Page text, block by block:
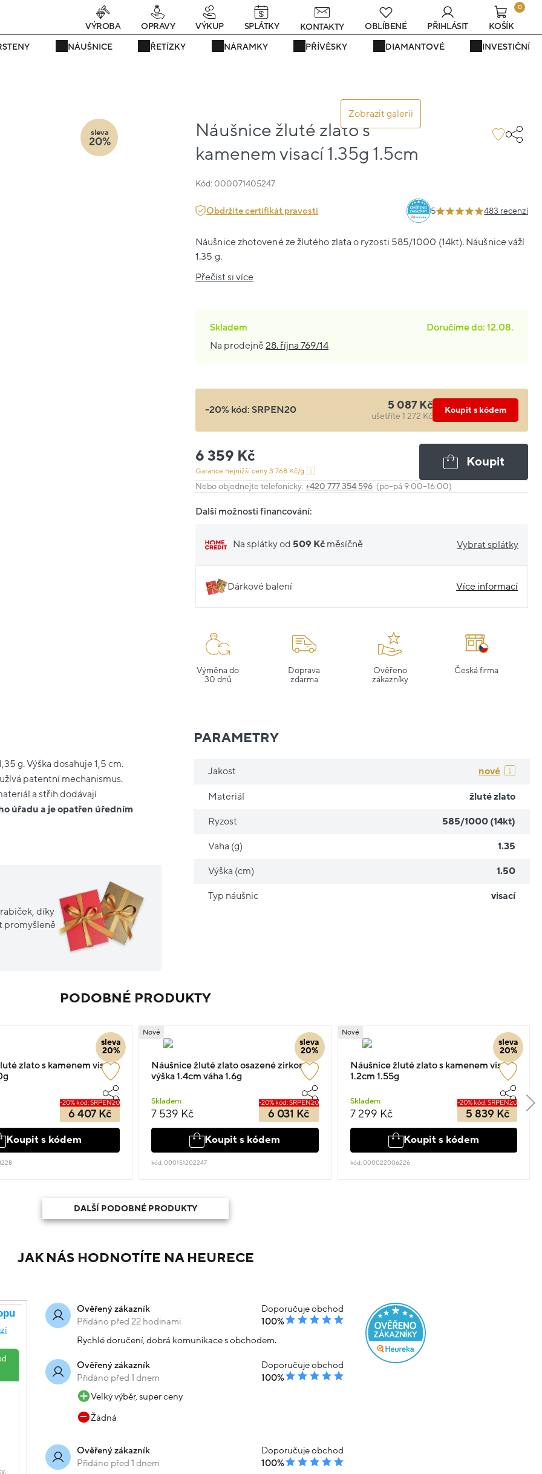
teď! - 20 % na vše! Kód: SRPEN20 23 dní : 15h : 43m : 30s
NÁUŠNICE ŘETÍZKY NÁRAMKY PŘÍVĚSKY DIAMANTOVÉ INVESTIČNÍ
VÝROBA OPRAVY VÝKUP SPLÁTKY KONTAKTY OBLÍBENÉ PŘIHLÁSIT
0
KOŠÍK
Zobrazit galerii
Náušnice žluté zlato s
kamenem visací 1.35g 1.5cm
Kód: 000071405247
sleva
20%
Obdržíte certifikát pravosti 5 483 recenzí
Náušnice zhotovené ze žlutého zlata o ryzosti 585/1000 (14kt). Náušnice váží
1.35 g.
Přečíst si více
Skladem
Doručíme do: 12.08.
Na prodejně28. října 769/14
-20% kód:SRPEN20 5 087 Kč
ušetříte 1 272 Kč
Koupit s kódem
6 359 Kč
Garance nejnižší ceny:3 768 Kč/g
Koupit
Nebo objednejte telefonicky:+420 777 354 596 (po–pá 9:00–16:00)
Další možnosti financování:
Na splátky od 509 Kč měsíčně Vybrat splátky
Dárkové balení Více informací
Výměna do
30 dnů
Doprava
zdarma
Ověřeno
zákazníky
Česká firma
g. Výška dosahuje 1,5 cm.
patentní mechanismus.
a střih dodávají
úřadu a je opatřen úředním
díky
promyšleně
PARAMETRY
Jakost nové
Materiál žluté zlato
Ryzost 585/1000 (14kt)
Vaha (g) 1.35
Výška (cm) 1.50
Typ náušnic visací
PODOBNÉ PRODUKTY
sleva
20%
zlato s kamenem visací
-20% kód: SRPEN20
6 407 Kč
Koupit s kódem
sleva
20%
Nové
Náušnice žluté zlato osazené zirkony
výška 1.4cm váha 1.6g
Skladem
7 539 Kč
-20% kód: SRPEN20
6 031 Kč
Koupit s kódem
kód: 000151202247
sleva
20%
Nové
Náušnice žluté zlato s kamenem visací
1.2cm 1.55g
Skladem
7 299 Kč
-20% kód: SRPEN20
5 839 Kč
Koupit s kódem
kód: 000022006226
DALŠÍ PODOBNÉ PRODUKTY
JAK NÁS HODNOTÍTE NA HEURECE
Ověřený zákazník
Přidáno před 22 hodinami
Doporučuje obchod
100%
Rychlé doručení, dobrá komunikace s obchodem.
Ověřený zákazník
Přidáno před 1 dnem
Doporučuje obchod
100%
Velký výběr, super ceny
Žádná
Ověřený zákazník
Přidáno před 1 dnem
Doporučuje obchod
100%